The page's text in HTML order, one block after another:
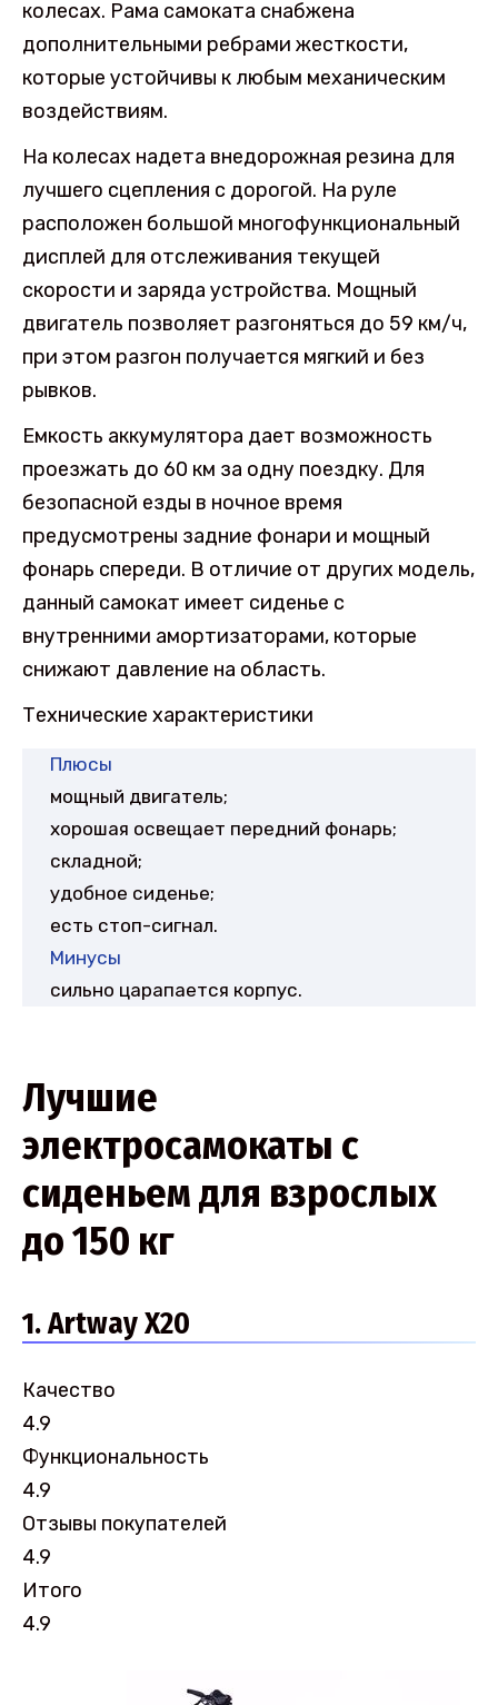
колесах. Рама самоката снабжена
дополнительными ребрами жесткости,
которые устойчивы к любым механическим
воздействиям.
На колесах надета внедорожная резина для
лучшего сцепления с дорогой. На руле
расположен большой многофункциональный
дисплей для отслеживания текущей
скорости и заряда устройства. Мощный
двигатель позволяет разгоняться до 59 км/ч,
при этом разгон получается мягкий и без
рывков.
Емкость аккумулятора дает возможность
проезжать до 60 км за одну поездку. Для
безопасной езды в ночное время
предусмотрены задние фонари и мощный
фонарь спереди. В отличие от других модель,
данный самокат имеет сиденье с
внутренними амортизаторами, которые
снижают давление на область.
Технические характеристики
Плюсы
мощный двигатель;
хорошая освещает передний фонарь;
складной;
удобное сиденье;
есть стоп-сигнал.
Минусы
сильно царапается корпус.
Лучшие
электросамокаты с
сиденьем для взрослых
до 150 кг
1. Artway Х20
Качество
4.9
Функциональность
4.9
Отзывы покупателей
4.9
Итого
4.9